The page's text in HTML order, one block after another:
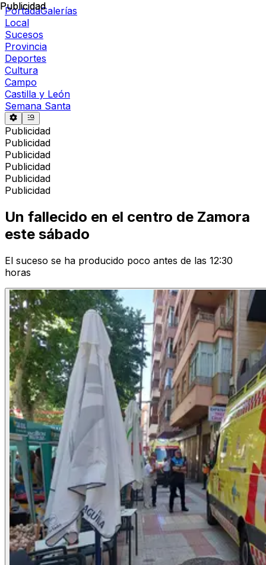
PortadaGalerías
Local
Sucesos
Provincia
Deportes
Cultura
Campo
Castilla y León
Semana Santa
Publicidad
Publicidad
Publicidad
Publicidad
Publicidad
Publicidad
Publicidad
Un fallecido en el centro de Zamora
este sábado
El suceso se ha producido poco antes de las 12:30
horas
Publicidad